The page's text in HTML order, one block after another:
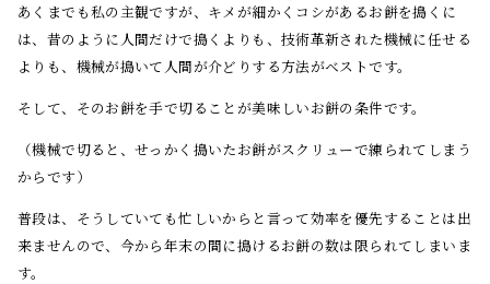
あくまでも私の主観ですが、キメが細かくコシがあるお餅を搗くに
は、昔のように人間だけで搗くよりも、技術革新された機械に任せる
よりも、機械が搗いて人間が介どりする方法がベストです。
そして、そのお餅を手で切ることが美味しいお餅の条件です。
（機械で切ると、せっかく搗いたお餅がスクリューで練られてしまう
からです）
普段は、そうしていても忙しいからと言って効率を優先することは出
来ませんので、今から年末の間に搗けるお餅の数は限られてしまいま
す。